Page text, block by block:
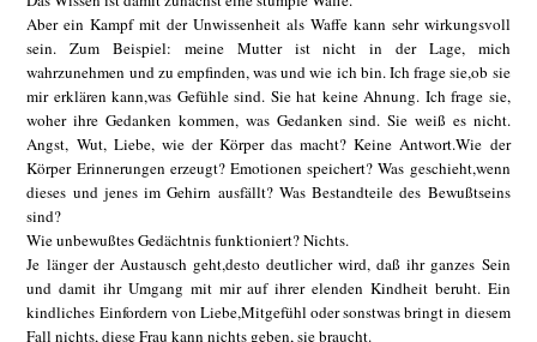
Aber ein Kampf mit der Unwissenheit als Waffe kann sehr wirkungsvoll
sein. Zum Beispiel: meine Mutter ist nicht in der Lage, mich
wahrzunehmen und zu empfinden, was und wie ich bin. Ich frage sie,ob sie
mir erklären kann,was Gefühle sind. Sie hat keine Ahnung. Ich frage sie,
woher ihre Gedanken kommen, was Gedanken sind. Sie weiß es nicht.
Angst, Wut, Liebe, wie der Körper das macht? Keine Antwort.Wie der
Körper Erinnerungen erzeugt? Emotionen speichert? Was geschieht,wenn
dieses und jenes im Gehirn ausfällt? Was Bestandteile des Bewußtseins
sind?
Wie unbewußtes Gedächtnis funktioniert? Nichts.
Je länger der Austausch geht,desto deutlicher wird, daß ihr ganzes Sein
und damit ihr Umgang mit mir auf ihrer elenden Kindheit beruht. Ein
kindliches Einfordern von Liebe,Mitgefühl oder sonstwas bringt in diesem
Fall nichts, diese Frau kann nichts geben, sie braucht.